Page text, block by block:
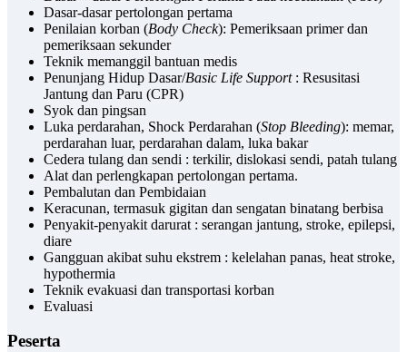
Dasar-dasar pertolongan pertama
Penilaian korban (Body Check): Pemeriksaan primer dan
pemeriksaan sekunder
Teknik memanggil bantuan medis
Penunjang Hidup Dasar/Basic Life Support: Resusitasi
Jantung dan Paru (CPR)
Syok dan pingsan
Luka perdarahan, Shock Perdarahan (Stop Bleeding): memar,
perdarahan luar, perdarahan dalam, luka bakar
Cedera tulang dan sendi : terkilir, dislokasi sendi, patah tulang
Alat dan perlengkapan pertolongan pertama.
Pembalutan dan Pembidaian
Keracunan, termasuk gigitan dan sengatan binatang berbisa
Penyakit-penyakit darurat : serangan jantung, stroke, epilepsi,
diare
Gangguan akibat suhu ekstrem : kelelahan panas, heat stroke,
hypothermia
Teknik evakuasi dan transportasi korban
Evaluasi
Peserta